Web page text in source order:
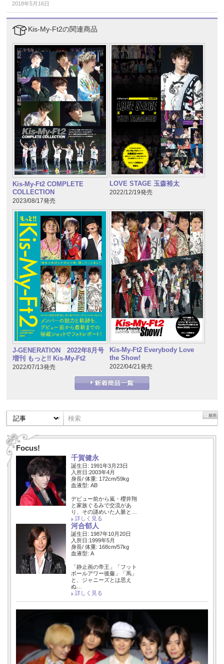
2018年5月16日
Kis-My-Ft2の関連商品
Kis-My-Ft2 COMPLETE
COLLECTION
2023/08/17発売
LOVE STAGE 玉森裕太
2022/12/19発売
J-GENERATION 2022年8月号
増刊 もっと!! Kis-My-Ft2
2022/07/13発売
Kis-My-Ft2 Everybody Love
the Show!
2022/04/21発売
Focus!
千賀健永
誕生日: 1991年3月23日
入所日:2003年4月
身長/ 体重: 172cm/59kg
血液型: AB
デビュー前から嵐・櫻井翔
と家族ぐるみで交流があ
り、その謎めいた人脈と…
詳しく見る
河合郁人
誕生日: 1987年10月20日
入所日:1999年5月
身長/ 体重: 168cm/57kg
血液型: A
「静止画の帝王」「フット
ボールアワー後藤」「馬」
と、ジャニーズとは思え
ぬ…
詳しく見る